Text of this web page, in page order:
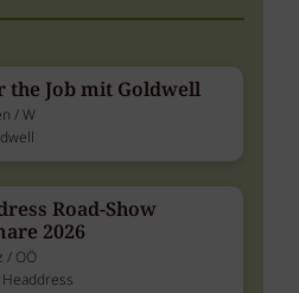
the Job mit Goldwell
/ W
Road-Show
2026
/ OÖ